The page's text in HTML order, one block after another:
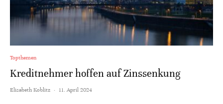
Topthemen
Kreditnehmer hoffen auf Zinssenkung
Elisabeth Koblitz · 11. April 2024